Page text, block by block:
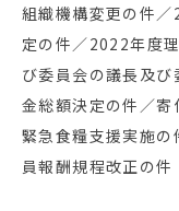
組織機構変更の件
定の件／2022年度
び委員会の議長及
金総額決定の件／寄
緊急食糧支援実施
員報酬規程改正の件